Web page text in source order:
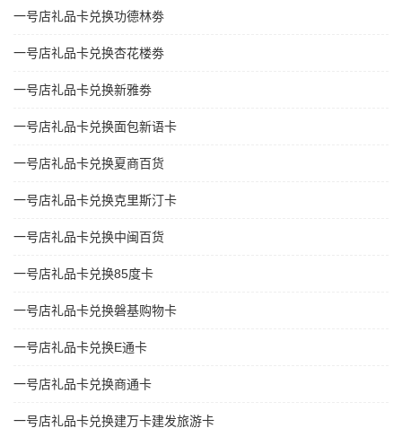
一号店礼品卡兑换功德林劵
一号店礼品卡兑换杏花楼劵
一号店礼品卡兑换新雅劵
一号店礼品卡兑换面包新语卡
一号店礼品卡兑换夏商百货
一号店礼品卡兑换克里斯汀卡
一号店礼品卡兑换中闽百货
一号店礼品卡兑换85度卡
一号店礼品卡兑换磐基购物卡
一号店礼品卡兑换E通卡
一号店礼品卡兑换商通卡
一号店礼品卡兑换建万卡建发旅游卡